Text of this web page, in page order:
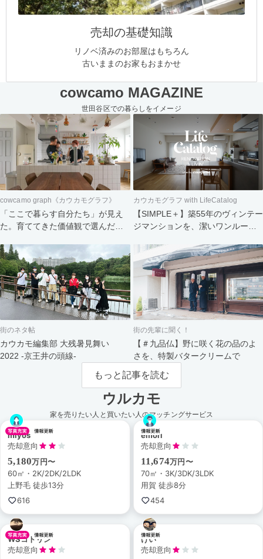
売却の基礎知識
リノベ済みのお部屋はもちろん
古いままのお家もおまかせ
cowcamo MAGAZINE
世田谷区での暮らしをイメージ
cowcamo graph《カウカモグラフ》
「ここで暮らす自分たち」が見え
た。育ててきた価値観で選んだ住
カウカモグラフ with LifeCatalog
【SIMPLE＋】築55年のヴィンテー
ジマンションを、潔いワンルーム
らし
街のネタ帖
カウカモ編集部 大残暑見舞い
2022 -京王井の頭線-
街の先輩に聞く！
【＃九品仏】野に咲く花の品のよ
さを、特製バタークリームで
もっと記事を読む
ウルカモ
家を売りたい人と買いたい人のマッチングサービス
miyos
売却意向
5,180万円〜
60㎡・2K/2DK/2LDK
上野毛 徒歩13分
616
emori
売却意向
11,674万円〜
70㎡・3K/3DK/3LDK
用賀 徒歩8分
454
WSコトリン
売却意向
けい
売却意向